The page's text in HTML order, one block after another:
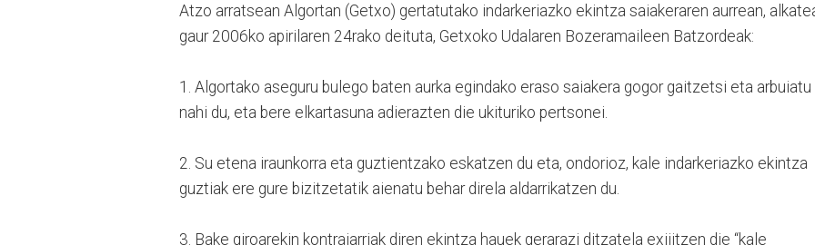
Atzo arratsean Algortan (Getxo) gertatutako indarkeriazko ekintza saiakeraren aurrean,
gaur 2006ko apirilaren 24rako deituta, Getxoko Udalaren Bozeramaileen Batzordeak:
1. Algortako aseguru bulego baten aurka egindako eraso saiakera gogor gaitzetsi eta arbuiatu
nahi du, eta bere elkartasuna adierazten die ukituriko pertsonei.
2. Su etena iraunkorra eta guztientzako eskatzen du eta, ondorioz, kale indarkeriazko ekintza
guztiak ere gure bizitzetatik aienatu behar direla aldarrikatzen du.
3. Bake giroarekin kontrajarriak diren ekintza hauek gerarazi ditzatela exijitzen die “kale